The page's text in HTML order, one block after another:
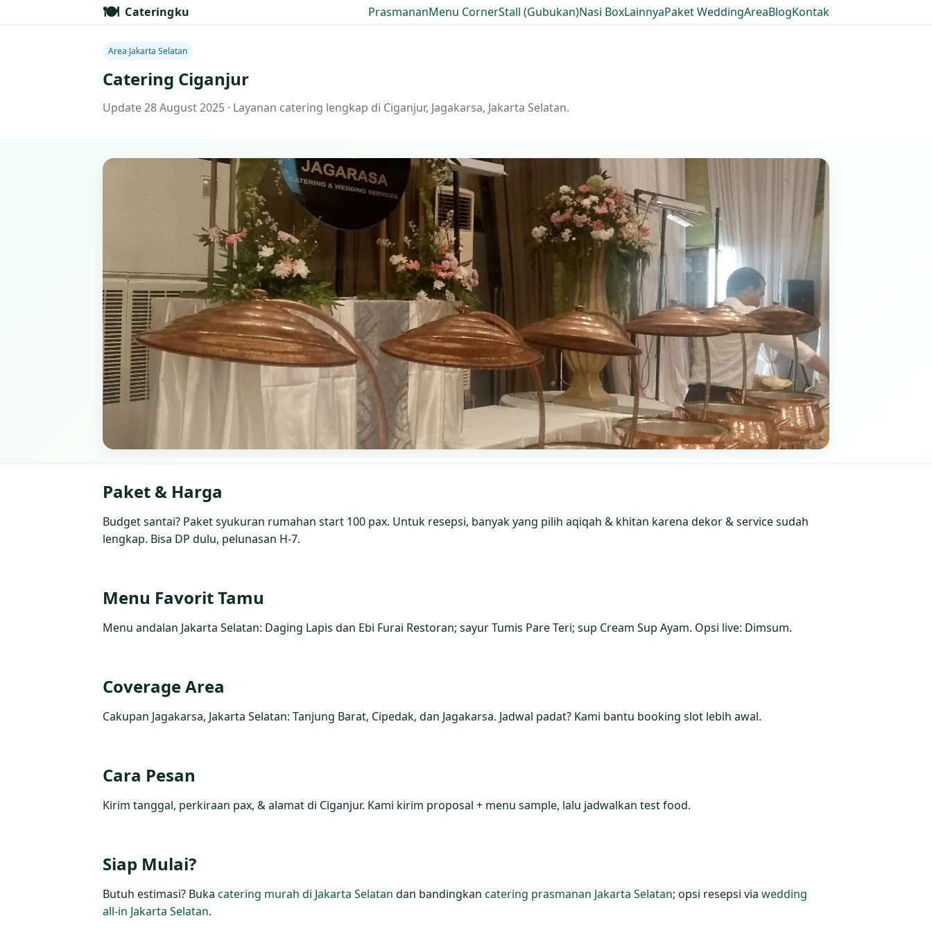
🍽️ Cateringku PrasmananMenu CornerStall (Gubukan)Nasi BoxLainnyaPaket WeddingAreaBlogKontak
Area Jakarta Selatan
Catering Ciganjur
Update 28 August 2025 · Layanan catering lengkap di Ciganjur, Jagakarsa, Jakarta Selatan.
Paket & Harga
Budget santai? Paket syukuran rumahan start 100 pax. Untuk resepsi, banyak yang pilih aqiqah & khitan karena dekor & service sudah
lengkap. Bisa DP dulu, pelunasan H‑7.
Menu Favorit Tamu
Menu andalan Jakarta Selatan: Daging Lapis dan Ebi Furai Restoran; sayur Tumis Pare Teri; sup Cream Sup Ayam. Opsi live: Dimsum.
Coverage Area
Cakupan Jagakarsa, Jakarta Selatan: Tanjung Barat, Cipedak, dan Jagakarsa. Jadwal padat? Kami bantu booking slot lebih awal.
Cara Pesan
Kirim tanggal, perkiraan pax, & alamat di Ciganjur. Kami kirim proposal + menu sample, lalu jadwalkan test food.
Siap Mulai?
Butuh estimasi? Buka catering murah di Jakarta Selatan dan bandingkan catering prasmanan Jakarta Selatan; opsi resepsi via wedding
all‑in Jakarta Selatan.